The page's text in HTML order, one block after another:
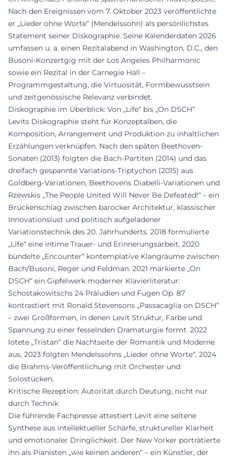
Nach den Ereignissen vom 7. Oktober 2023 veröffentlichte
er „Lieder ohne Worte“ (Mendelssohn) als persönlichstes
Statement seiner Diskographie. Seine Kalenderdaten 2026
umfassen u. a. einen Rezitalabend in Washington, D.C., den
Busoni-Konzertgig mit der Los Angeles Philharmonic
sowie ein Rezital in der Carnegie Hall –
Programmgestaltung, die Virtuosität, Formbewusstsein
und zeitgenössische Relevanz verbindet.
Diskographie im Überblick: Von „Life“ bis „On DSCH“
Levits Diskographie steht für Konzeptalben, die
Komposition, Arrangement und Produktion zu inhaltlichen
Erzählungen verknüpfen. Nach den späten Beethoven-
Sonaten (2013) folgten die Bach-Partiten (2014) und das
dreifach gespannte Variations-Triptychon (2015) aus
Goldberg-Variationen, Beethovens Diabelli-Variationen und
Rzewskis „The People United Will Never Be Defeated!“ – ein
Brückenschlag zwischen barocker Architektur, klassischer
Innovationslust und politisch aufgeladener
Variationstechnik des 20. Jahrhunderts. 2018 formulierte
„Life“ eine intime Trauer- und Erinnerungsarbeit, 2020
bündelte „Encounter“ kontemplative Klangräume zwischen
Bach/Busoni, Reger und Feldman. 2021 markierte „On
DSCH“ ein Gipfelwerk moderner Klavierliteratur:
Schostakowitschs 24 Präludien und Fugen Op. 87
kontrastiert mit Ronald Stevensons „Passacaglia on DSCH“
– zwei Großformen, in denen Levit Struktur, Farbe und
Spannung zu einer fesselnden Dramaturgie formt. 2022
lotete „Tristan“ die Nachtseite der Romantik und Moderne
aus, 2023 folgten Mendelssohns „Lieder ohne Worte“, 2024
die Brahms-Veröffentlichung mit Orchester und
Solostücken.
Kritische Rezeption: Autorität durch Deutung, nicht nur
durch Technik
Die führende Fachpresse attestiert Levit eine seltene
Synthese aus intellektueller Schärfe, struktureller Klarheit
und emotionaler Dringlichkeit. Der New Yorker porträtierte
ihn als Pianisten „wie keinen anderen“ – ein Künstler, der